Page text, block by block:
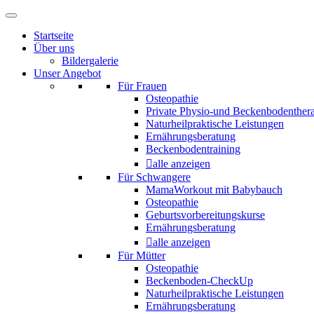
Startseite
Über uns
Bildergalerie
Unser Angebot
Für Frauen
Osteopathie
Private Physio-und
Naturheilpraktische Leistungen
Ernährungsberatung
Beckenbodentraining
alle anzeigen
Für Schwangere
MamaWorkout mit Babybauch
Osteopathie
Geburtsvorbereitungskurse
Ernährungsberatung
alle anzeigen
Für Mütter
Osteopathie
Beckenboden-CheckUp
Naturheilpraktische Leistungen
Ernährungsberatung